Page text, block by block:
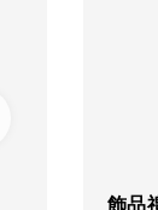
飾品